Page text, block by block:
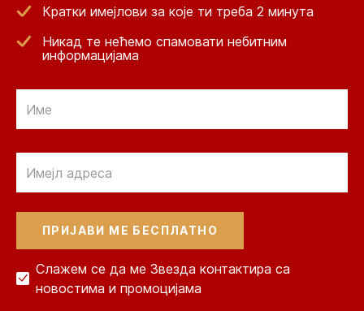
Кратки имејлови за које ти треба 2 минута
Никад те нећемо спамовати небитним
информацијама
Слажем се да ме Звезда контактира са
новостима и промоцијама